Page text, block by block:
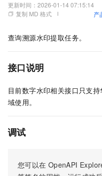
更新时间： 2026-01-14 07:15:14
复制 MD 格式
产
查询溯源水印提取任务。
接口说明
目前数字水印相关接口只支
域使用。
调试
您可以在 OpenAPI